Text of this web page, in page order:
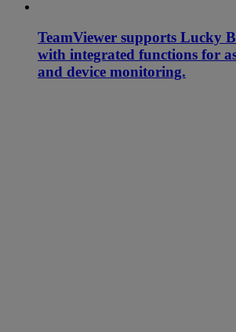
TeamViewer supports Lucky
with integrated functions for
and device monitoring.